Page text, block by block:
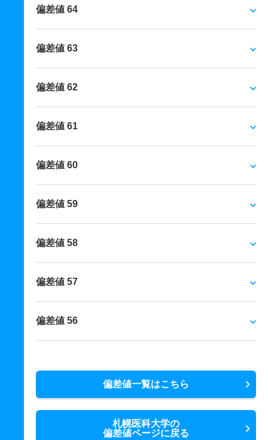
偏差値 64
偏差値 63
偏差値 62
偏差値 61
偏差値 60
偏差値 59
偏差値 58
偏差値 57
偏差値 56
偏差値一覧はこちら
札幌医科大学の
偏差値ページに戻る